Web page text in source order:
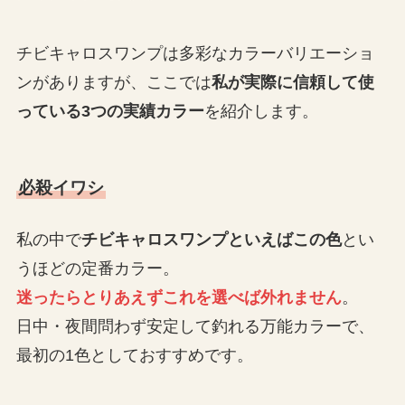
チビキャロスワンプは多彩なカラーバリエーショ
ンがありますが、ここでは私が実際に信頼して使
っている3つの実績カラーを紹介します。
必殺イワシ
私の中でチビキャロスワンプといえばこの色とい
うほどの定番カラー。
迷ったらとりあえずこれを選べば外れません。
日中・夜間問わず安定して釣れる万能カラーで、
最初の1色としておすすめです。